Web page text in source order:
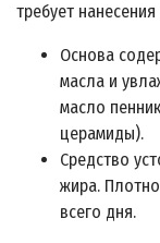
требует
Основа
масла и
масло
церамиды).
Средство
жира.
всего дня.